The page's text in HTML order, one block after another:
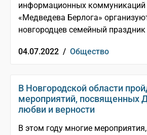
информационных коммуникаций
«Медведева Берлога»
новгородцев семейный праздник
04.07.2022 / Общество
В Новгородской области
мероприятий, посвященных
любви и верности
В этом году многие